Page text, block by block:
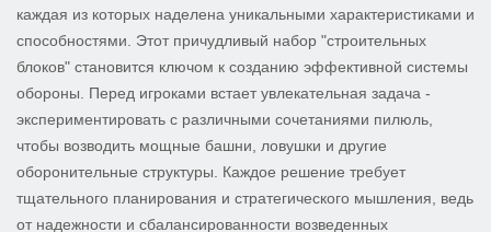
каждая из которых наделена уникальными характеристиками и
способностями. Этот причудливый набор "строительных
блоков" становится ключом к созданию эффективной системы
обороны. Перед игроками встает увлекательная задача -
экспериментировать с различными сочетаниями пилюль,
чтобы возводить мощные башни, ловушки и другие
оборонительные структуры. Каждое решение требует
тщательного планирования и стратегического мышления, ведь
от надежности и сбалансированности возведенных